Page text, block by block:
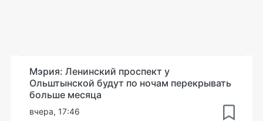
Мэрия: Ленинский проспект у
Ольштынской будут по ночам перекрывать
больше месяца
вчера, 17:46